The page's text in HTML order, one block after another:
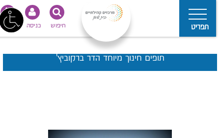
תפריט נגישות כניסה חיפוש
תופים חינוך מיוחד הדר ברקוביץ'